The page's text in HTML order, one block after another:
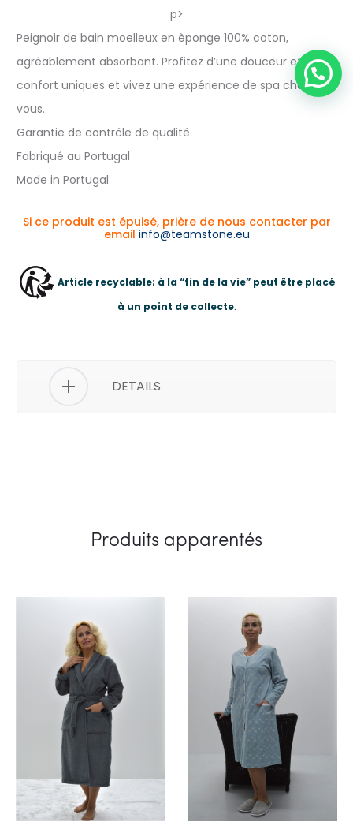
p>
Peignoir de bain moelleux en èponge 100% coton,
agréablement absorbant. Profitez d’une douceur et d’un
confort uniques et vivez une expérience de spa chez
vous.
Garantie de contrôle de qualité.
Fabriqué au Portugal
Made in Portugal
Si ce produit est épuisé, prière de nous contacter par
email info@teamstone.eu
Article recyclable; à la “fin de la vie” peut être placé
à un point de collecte.
DETAILS
Produits apparentés